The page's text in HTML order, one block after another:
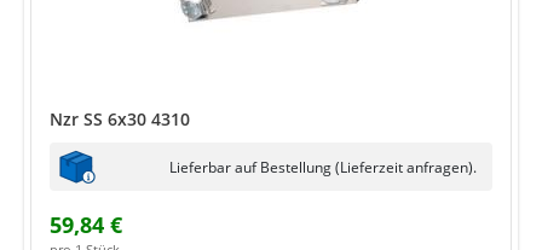
Nzr SS 6x30 4310
Lieferbar auf Bestellung (Lieferzeit anfragen).
59,84 €